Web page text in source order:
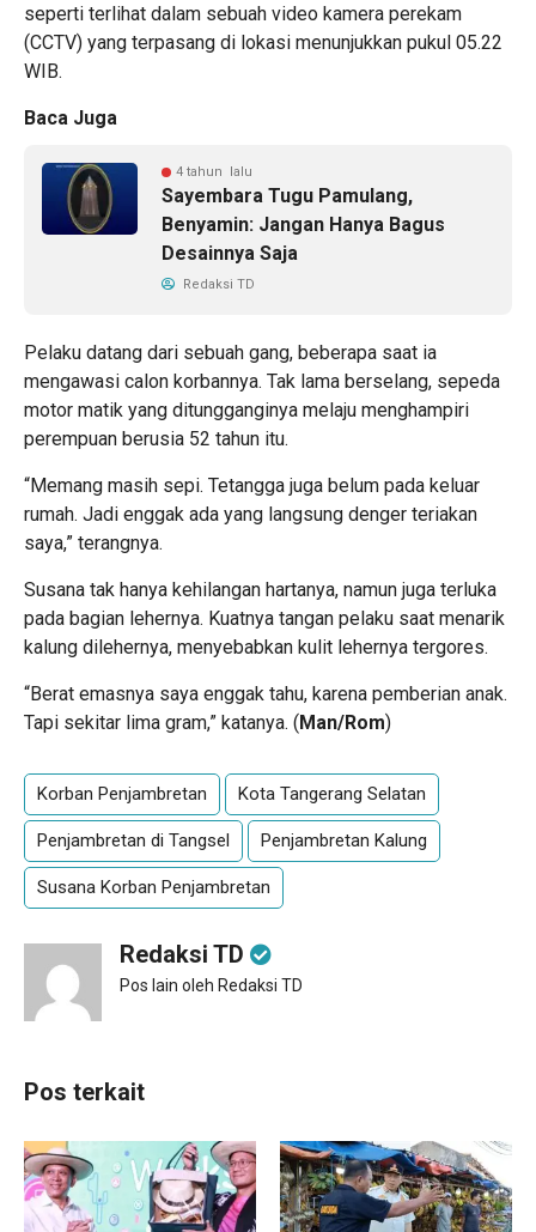
seperti terlihat dalam sebuah video kamera perekam
(CCTV) yang terpasang di lokasi menunjukkan pukul 05.22
WIB.
Baca Juga
4 tahun lalu
Sayembara Tugu Pamulang,
Benyamin: Jangan Hanya Bagus
Desainnya Saja
Redaksi TD
Pelaku datang dari sebuah gang, beberapa saat ia
mengawasi calon korbannya. Tak lama berselang, sepeda
motor matik yang ditungganginya melaju menghampiri
perempuan berusia 52 tahun itu.
“Memang masih sepi. Tetangga juga belum pada keluar
rumah. Jadi enggak ada yang langsung denger teriakan
saya,” terangnya.
Susana tak hanya kehilangan hartanya, namun juga terluka
pada bagian lehernya. Kuatnya tangan pelaku saat menarik
kalung dilehernya, menyebabkan kulit lehernya tergores.
“Berat emasnya saya enggak tahu, karena pemberian anak.
Tapi sekitar lima gram,” katanya. (Man/Rom)
Korban Penjambretan Kota Tangerang Selatan
Penjambretan di Tangsel Penjambretan Kalung
Susana Korban Penjambretan
Redaksi TD
Pos lain oleh Redaksi TD
Pos terkait